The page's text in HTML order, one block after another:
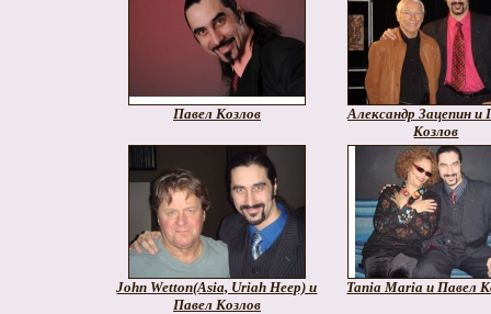
Павел Козлов
Александр Зацепин и
Козлов
John Wetton(Asia, Uriah Heep) и
Павел Козлов
Tania Maria и Павел